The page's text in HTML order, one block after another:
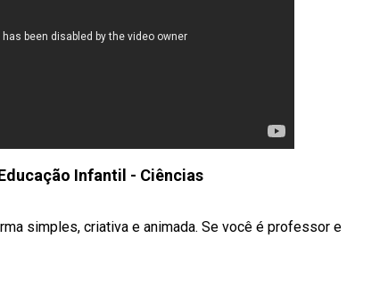
Infantil - Ciências
simples, criativa e animada. Se você é professor e